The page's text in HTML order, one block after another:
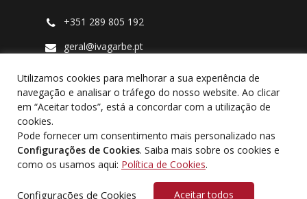
+351 289 805 192
geral@ivagarbe.pt
Praceta Mutualidade Popular Lote G R/C
Dto, 8000-188, Faro.Ver no mapa.
© 2026 Ivagarbe Lda. |Política de Privacidade
Livro de Reclamações Online
Utilizamos cookies para melhorar a sua experiência de
navegação e analisar o tráfego do nosso website. Ao clicar
em “Aceitar todos”, está a concordar com a utilização de
cookies.
Pode fornecer um consentimento mais personalizado nas
Configurações de Cookies. Saiba mais sobre os cookies e
como os usamos aqui: Política de Cookies.
Configurações de Cookies Aceitar todos